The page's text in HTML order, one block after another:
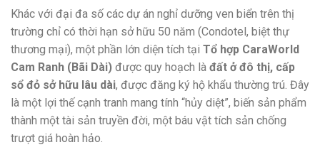
Khác với đại đa số các dự án nghỉ dưỡng ven biển trên thị
trường chỉ có thời hạn sở hữu 50 năm (Condotel, biệt thự
thương mại), một phần lớn diện tích tại Tổ hợp CaraWorld
Cam Ranh (Bãi Dài) được quy hoạch là đất ở đô thị, cấp
sổ đỏ sở hữu lâu dài, được đăng ký hộ khẩu thường trú. Đây
là một lợi thế cạnh tranh mang tính “hủy diệt”, biến sản phẩm
thành một tài sản truyền đời, một báu vật tích sản chống
trượt giá hoàn hảo.